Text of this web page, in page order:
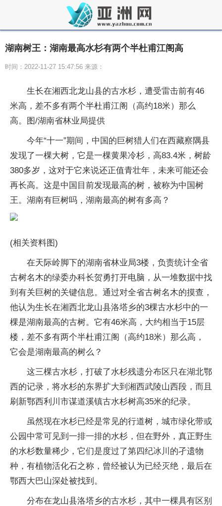
湖南树王：湖南最高水杉有两个半杜甫江阁高
时间：2022-11-27 15:47:56 来源：
生长在湘西北龙山县的古水杉，遭受雷击前有46
米高，差不多有两个半杜甫江阁（高约18米）那么
高。图/湖南省林业局提供
今年“十一”期间，中国的巨树猎人们在西藏察隅县
发现了一棵大树，它是一棵黄果冷杉，高83.4米，树龄
380多岁，这对于它来说还正值青壮年，未来可能还会
再长高。这是中国目前发现最高的树，被称为中国树
王。湖南有巨树吗，湖南最高的树有多高？
(相关资料图)
在天际岭脚下的湖南省林业局3楼，负责统计全省
古树名木的绿委办科长贺勇打开电脑，从一堆数据中找
到有关巨树的关键信息。通过对全省古树名木的摸查，
他认为生长在湘西北龙山县洛塔乡的3棵古水杉中的一
棵是湖南最高的古树。它有46米高，大约相当于15层
楼，差不多有两个半杜甫江阁（高约18米）那么高，
它会是湖南最高的树么？
这三棵古水杉，打破了水杉残遗分布区只在湖北鄂
西的记录，将水杉的东界扩大到湘西武陵山西段，而且
刷新鄂西利川市谋道溪镇古水杉树高35米的纪录。
虽然现在水杉已经是常见的行道树，城市绿化带或
公园中常可见到一排一排的水杉，但在野外，真正野生
的水杉数量稀少，它们是度过了第四纪冰川的孑遗物
种，有植物活化石之称，曾经被认为已经灭绝，最后在
鄂西大巴山深处被找到。
分布在龙山县洛塔乡的古水杉，其中一棵具有区别